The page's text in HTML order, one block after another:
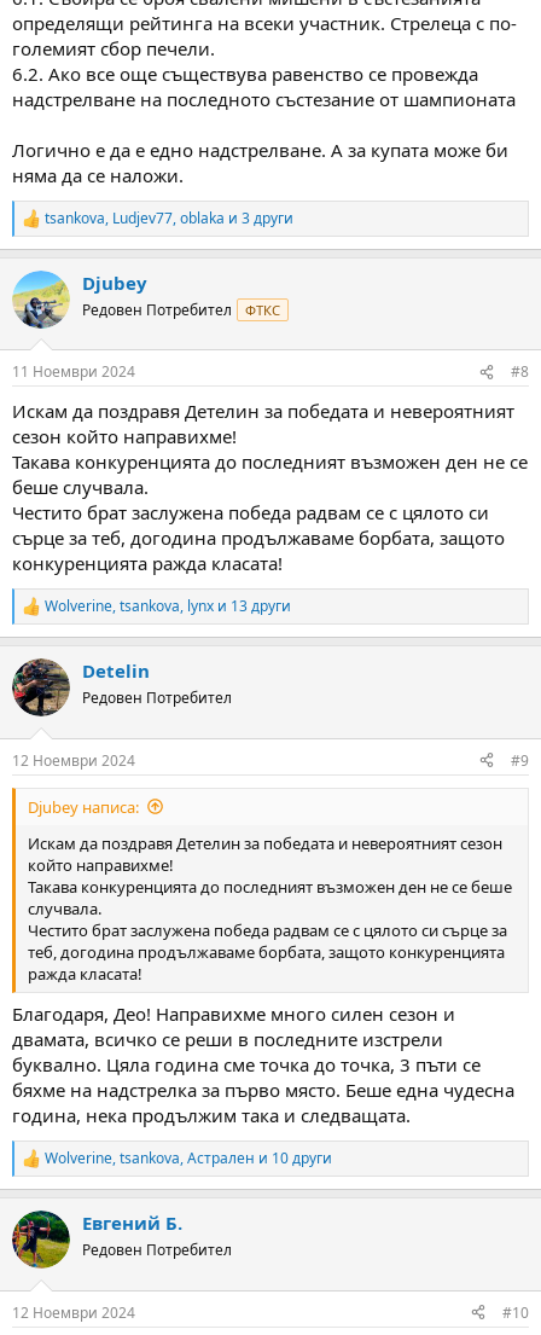
определящи рейтинга на всеки участник. Стрелеца с по-
големият сбор печели.
6.2. Ако все още съществува равенство се провежда
надстрелване на последното състезание от шампионата
Логично е да е едно надстрелване. А за купата може би
няма да се наложи.
R
e
c
t
i
s
tsankova, Ludjev77,oblaka и 3 други
Djubey
Редовен Потребител ФТКС
11 Ноември 2024 #8
Искам да поздравя Детелин за победата и невероятният
сезон който направихме!
Такава конкуренцията до последният възможен ден не се
беше случвала.
Честито брат заслужена победа радвам се с цялото си
сърце за теб, догодина продължаваме борбата, защото
конкуренцията ражда класата!
R
e
c
t
i
s
:
Wolverine,tsankova, lynx и 13 други
Detelin
Редовен Потребител
12 Ноември 2024 #9
Djubey написа:
Искам да поздравя Детелин за победата и невероятният сезон
който направихме!
Такава конкуренцията до последният възможен ден не се беше
случвала.
Честито брат заслужена победа радвам се с цялото си сърце за
теб, догодина продължаваме борбата, защото конкуренцията
ражда класата!
Благодаря, Део! Направихме много силен сезон и
двамата, всичко се реши в последните изстрели
буквално. Цяла година сме точка до точка, 3 пъти се
бяхме на надстрелка за първо място. Беше една чудесна
година, нека продължим така и следващата.
R
e
c
t
i
s
Wolverine,tsankova,Астрален и 10 други
Евгений Б.
Редовен Потребител
12 Ноември 2024 #10